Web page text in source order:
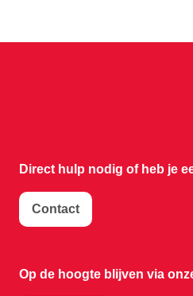
Direct hulp nodig ofheb je
Contact
Op de hoogte blijven via